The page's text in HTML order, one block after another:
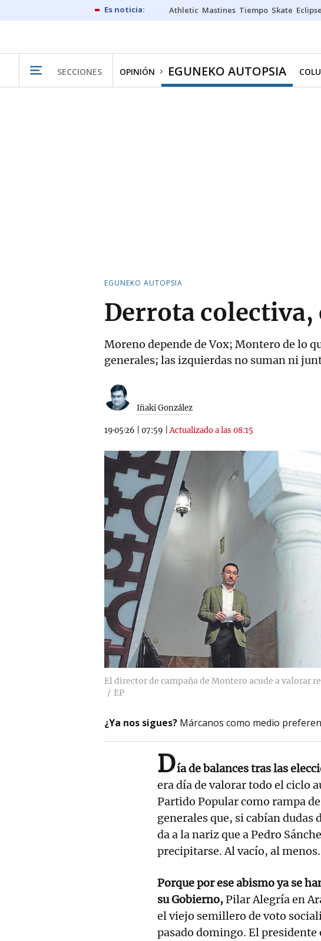
Athletic Mastines Tiempo Skate Eclipse
SECCIONES OPINIÓN EGUNEKO AUTOPSIA
EGUNEKO AUTOPSIA
Derrota colectiva,
Moreno depende de Vox; Montero de lo
generales; las izquierdas no suman ni
Iñaki González
19·05·26 07:59 |Actualizado a las 08:15
El director de campaña de Montero acude a valorar
EP
¿Ya nos sigues? Márcanos como medio
Día de balances tras las
era día de valorar todo el ciclo
Partido Popular como rampa
generales que, si cabían dudas
da a la nariz que a Pedro
precipitarse. Al vacío, al menos.
Porque por ese abismo ya se
su Gobierno,Pilar Alegría en
el viejo semillero de voto
pasado domingo. El presidente